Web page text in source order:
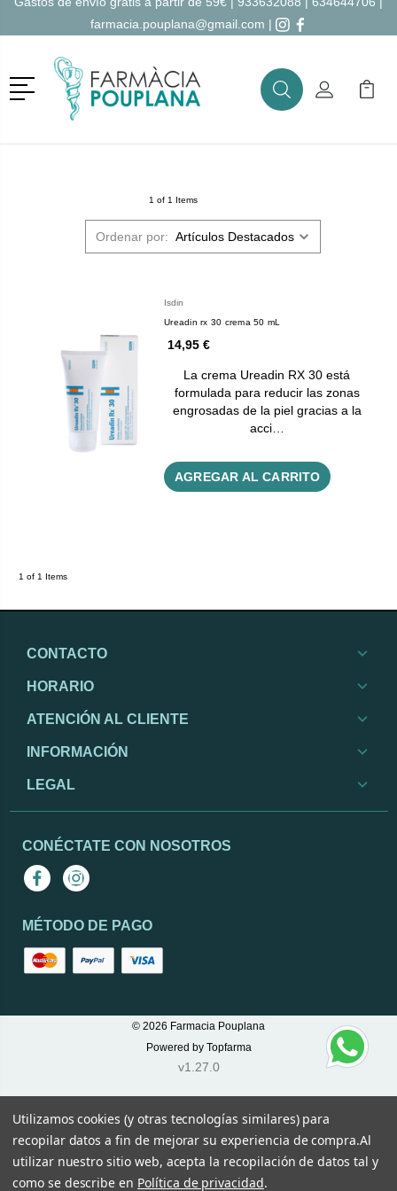
farmacia.pouplana@gmail.com |
Menú
BuscarMi Cuenta
Mi
1 of 1 Items
Ordenar por:
Isdin
Ureadin rx 30 crema 50 mL
14,95 €
La crema Ureadin RX 30 está
formulada para reducir las zonas
engrosadas de la piel gracias a la
acci…
AGREGAR AL CARRITO
1 of 1 Items
CONTACTO
HORARIO
ATENCIÓN AL CLIENTE
INFORMACIÓN
LEGAL
CONÉCTATE CON NOSOTROS
FacebookInstagram
MÉTODO DE PAGO
© 2026 Farmacia Pouplana
Powered by Topfarma
v1.27.0
Utilizamos cookies (y otras tecnologías similares) para
recopilar datos a fin de mejorar su experiencia de compra.Al
utilizar nuestro sitio web, acepta la recopilación de datos tal y
como se describe en Política de privacidad.